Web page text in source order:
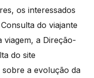
os interessados
do viajante
viagem, a Direção-
do site
a evolução da